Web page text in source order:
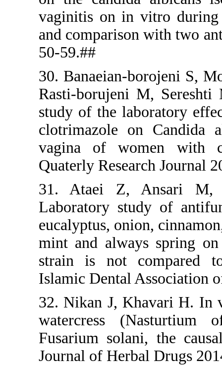
vaginitis
and
30.
Rasti-
study of
vagina of
Quaterly
31.
mint and
strain is
Islamic
32. Nikan
Fusarium
Journal of